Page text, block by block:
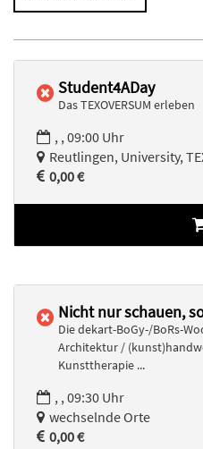
Student4ADay
Das TEXOVERSUM erleben
, , 09:00 Uhr
Reutlingen, University,
0,00 €
Nicht nur schauen,
Die dekart-BoGy-/BoRs-
Architektur /
Kunsttherapie ...
, , 09:30 Uhr
wechselnde Orte
0,00 €